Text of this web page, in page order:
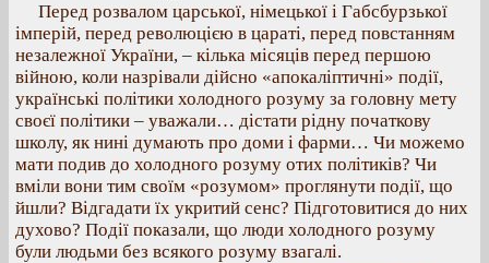
Перед розвалом царської, німецької і Габсбурзької
імперій, перед революцією в цараті, перед повстанням
незалежної України, – кілька місяців перед першою
війною, коли назрівали дійсно «апокаліптичні» події,
українські політики холодного розуму за головну мету
своєї політики – уважали… дістати рідну початкову
школу, як нині думають про доми і фарми… Чи можемо
мати подив до холодного розуму отих політиків? Чи
вміли вони тим своїм «розумом» проглянути події, що
йшли? Відгадати їх укритий сенс? Підготовитися до них
духово? Події показали, що люди холодного розуму
були людьми без всякого розуму взагалі.